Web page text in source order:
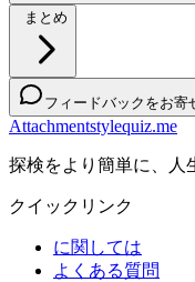
まとめ
フィードバックをお寄
Attachmentstylequiz.me
探検をより簡単に、人
クイックリンク
に関しては
よくある質問